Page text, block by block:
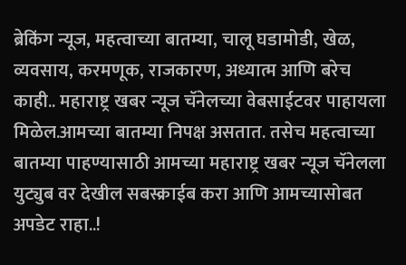
ब्रेकिंग न्यूज, महत्वाच्या बातम्या, चालू घडामोडी, खेळ,
व्यवसाय, करमणूक, राजकारण, अध्यात्म आणि बरेच
काही.. महाराष्ट्र खबर न्यूज चॅनेलच्या वेबसाईटवर पाहायला
मिळेल.आमच्या बातम्या निपक्ष असतात. तसेच महत्वाच्या
बातम्या पाहण्यासाठी आमच्या महाराष्ट्र खबर न्यूज चॅनेलला
युट्युब वर देखील सबस्क्राईब करा आणि आमच्यासोबत
अपडेट राहा..!